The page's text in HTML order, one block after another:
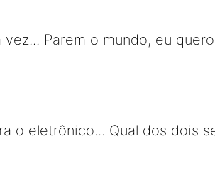
vez... Parem o mundo, eu
o eletrônico... Qual dos dois